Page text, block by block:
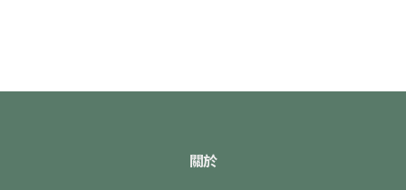
關於